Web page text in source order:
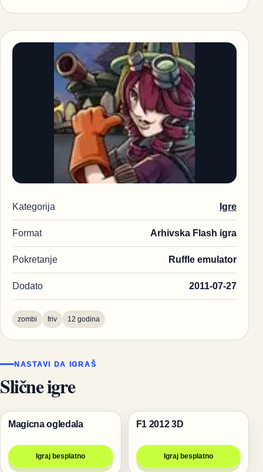
Kategorija Igre
Format Arhivska Flash igra
Pokretanje Ruffle emulator
Dodato 2011-07-27
zombi friv 12 godina
NASTAVI DA IGRAŠ
Slične igre
Igre
Magicna ogledala
Igraj besplatno
Trke
F1 2012 3D
Igraj besplatno